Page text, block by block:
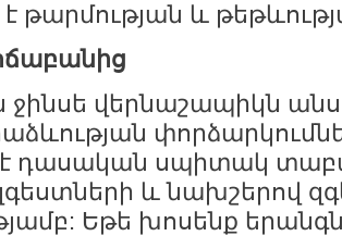
թարմության և
ջինսե վերնաշապիկն
է դասական սպիտակ
և նախշերով
Եթե խոսենք